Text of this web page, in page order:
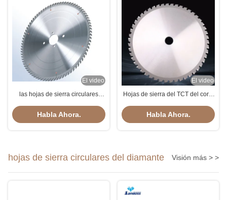
El video
las hojas de sierra circulares
instalan tubos el corte 2000rpm
Habla Ahora.
El video
Hojas de sierra del TCT del corte
del diamante 254m m
Habla Ahora.
hojas de sierra circulares del diamante Visión más > >